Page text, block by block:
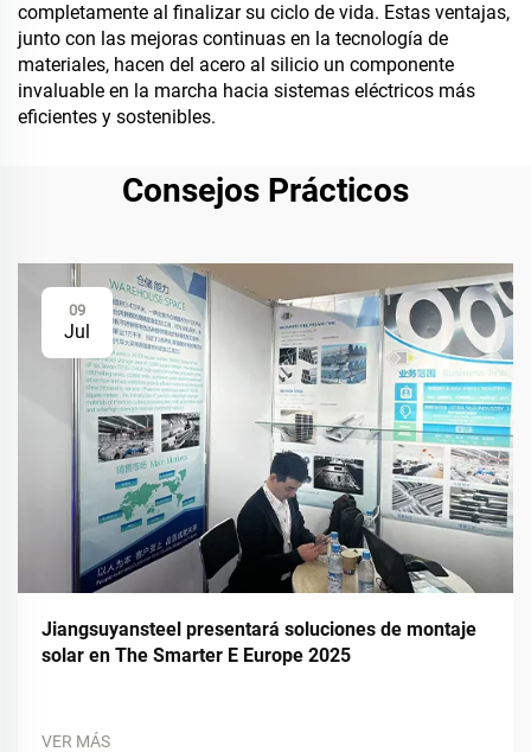
completamente al finalizar su ciclo de vida. Estas ventajas,
junto con las mejoras continuas en la tecnología de
materiales, hacen del acero al silicio un componente
invaluable en la marcha hacia sistemas eléctricos más
eficientes y sostenibles.
Consejos Prácticos
09
Jul
Jiangsuyansteel presentará soluciones de montaje
solar en The Smarter E Europe 2025
VER MÁS